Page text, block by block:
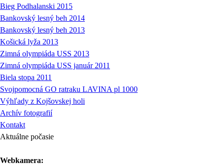
Bieg Podhalanski 2015
Bankovský lesný beh 2014
Bankovský lesný beh 2013
Košická lyža 2013
Zimná olympiáda USS 2013
Zimná olympiáda USS január 2011
Biela stopa 2011
Svojpomocná GO ratraku LAVINA pl 1000
Výhľady z Kojšovskej holi
Archív fotografií
Kontakt
Aktuálne počasie
Webkamera: